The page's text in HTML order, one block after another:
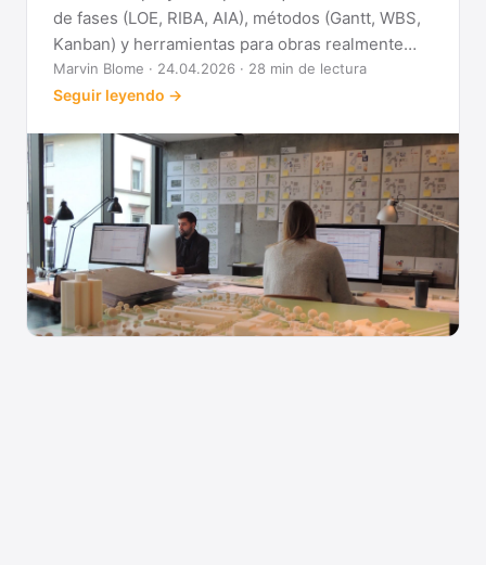
de fases (LOE, RIBA, AIA), métodos (Gantt, WBS,
Kanban) y herramientas para obras realmente
previsibles.
Marvin Blome · 24.04.2026 · 28 min de lectura
Seguir leyendo →